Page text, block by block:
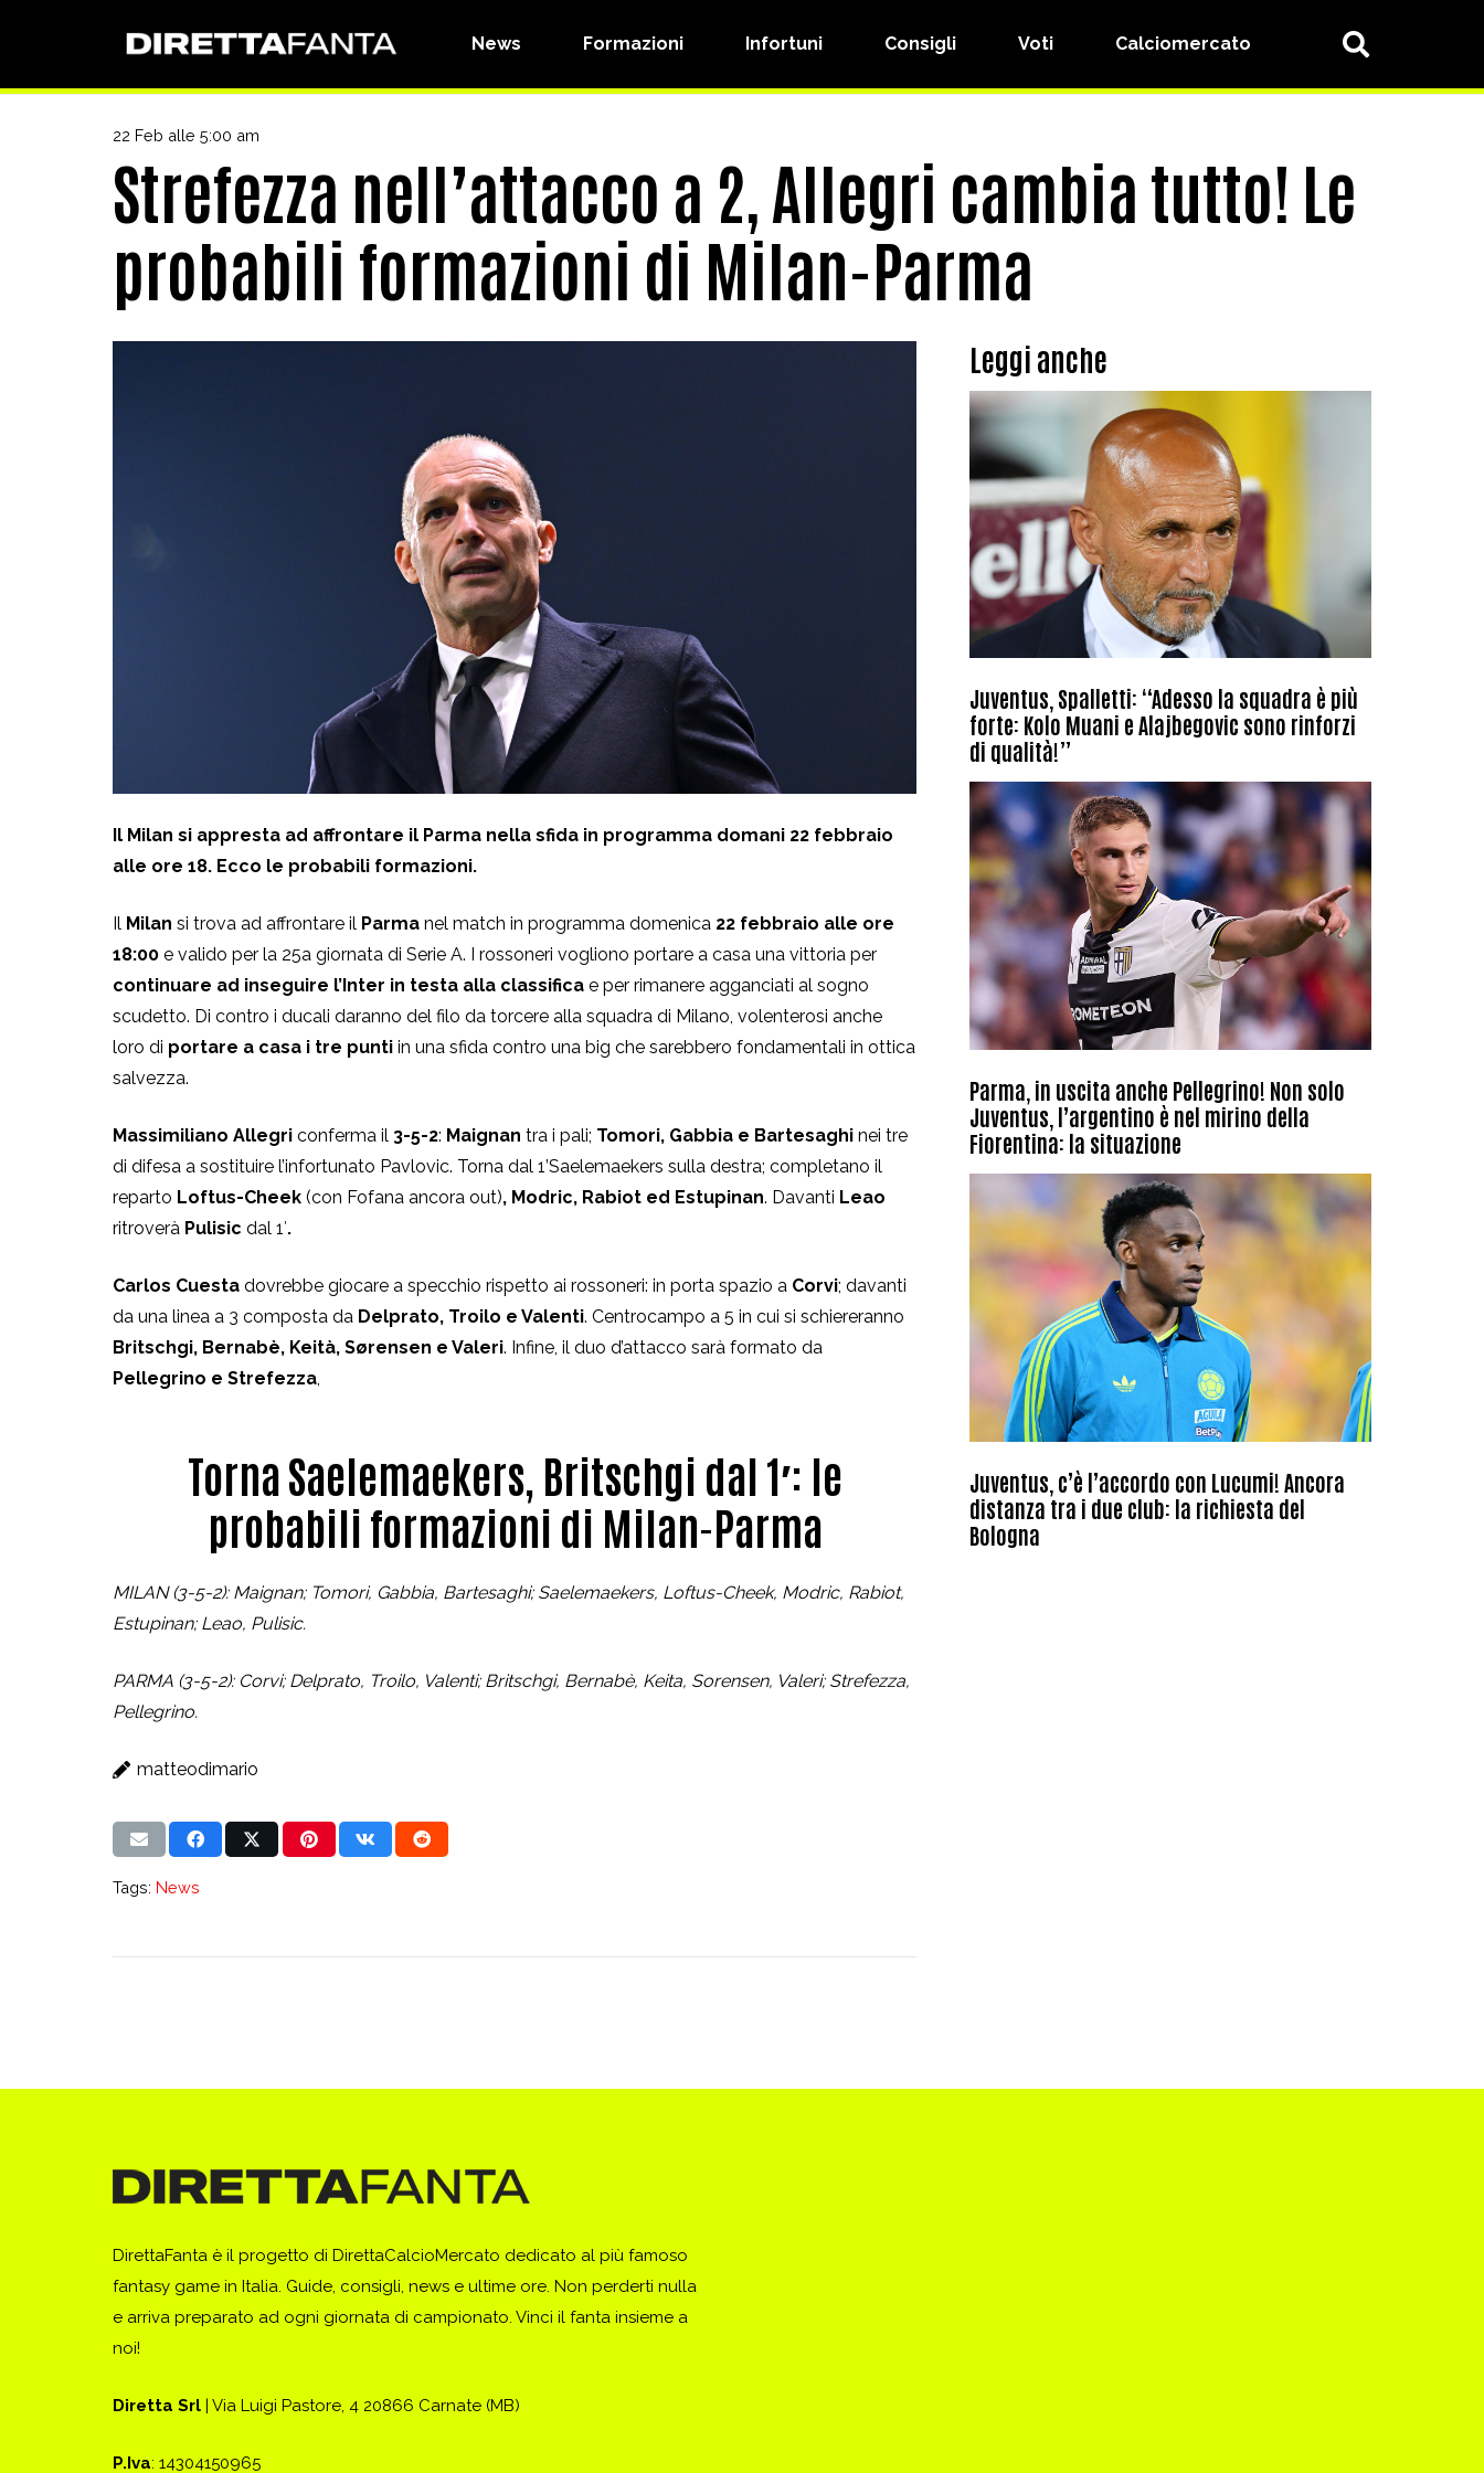
News Formazioni Infortuni Consigli Voti Calciomercato
22 Feb alle 5:00 am
Strefezza nell’attacco a 2, Allegri cambia tutto! Le
probabili formazioni di Milan-Parma
Il Milan si appresta ad affrontare il Parma nella sfida in programma domani 22 febbraio
alle ore 18. Ecco le probabili formazioni.
Il Milan si trova ad affrontare il Parma nel match in programma domenica 22 febbraio alle ore
18:00 e valido per la 25a giornata di Serie A. I rossoneri vogliono portare a casa una vittoria per
continuare ad inseguire l’Inter in testa alla classifica e per rimanere agganciati al sogno
scudetto. Di contro i ducali daranno del filo da torcere alla squadra di Milano, volenterosi anche
loro di portare a casa i tre punti in una sfida contro una big che sarebbero fondamentali in ottica
salvezza.
Massimiliano Allegri conferma il 3-5-2: Maignan tra i pali; Tomori, Gabbia e Bartesaghi nei tre
di difesa a sostituire l’infortunato Pavlovic. Torna dal 1’Saelemaekers sulla destra; completano il
reparto Loftus-Cheek (con Fofana ancora out), Modric, Rabiot ed Estupinan. Davanti Leao
ritroverà Pulisic dal 1′.
Carlos Cuesta dovrebbe giocare a specchio rispetto ai rossoneri: in porta spazio a Corvi; davanti
da una linea a 3 composta da Delprato, Troilo e Valenti. Centrocampo a 5 in cui si schiereranno
Britschgi, Bernabè, Keità, Sørensen e Valeri. Infine, il duo d’attacco sarà formato da
Pellegrino e Strefezza
Torna Saelemaekers, Britschgi dal 1′: le
probabili formazioni di Milan-Parma
MILAN (3-5-2): Maignan; Tomori, Gabbia, Bartesaghi; Saelemaekers, Loftus-Cheek, Modric, Rabiot,
Estupinan; Leao, Pulisic.
PARMA (3-5-2): Corvi; Delprato, Troilo, Valenti; Britschgi, Bernabè, Keita, Sorensen, Valeri; Strefezza,
Pellegrino.
matteodimario
Leggi anche
Juventus, Spalletti: “Adesso la squadra è più
forte: Kolo Muani e Alajbegovic sono rinforzi
di qualità!”
Parma, in uscita anche Pellegrino! Non solo
Juventus, l’argentino è nel mirino della
Fiorentina: la situazione
Juventus, c’è l’accordo con Lucumi! Ancora
distanza tra i due club: la richiesta del
Bologna
Tags: News
DirettaFanta è il progetto di DirettaCalcioMercato dedicato al più famoso
fantasy game in Italia. Guide, consigli, news e ultime ore. Non perderti nulla
e arriva preparato ad ogni giornata di campionato. Vinci il fanta insieme a
noi!
Diretta Srl | Via Luigi Pastore, 4 20866 Carnate (MB)
P.Iva: 14304150965